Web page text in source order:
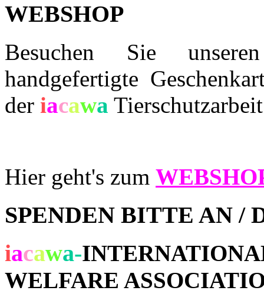
WEBSHOP
Besuchen Sie
handgefertigte
der iacawa
Hier geht's zum
SPENDEN BITTE AN /
iacawa-
WELFARE